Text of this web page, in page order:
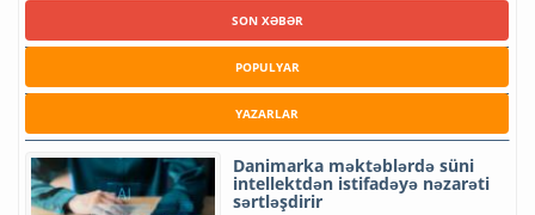
SON XƏBƏR
POPULYAR
YAZARLAR
Danimarka məktəblərdə süni
intellektdən istifadəyə nəzarəti
sərtləşdirir